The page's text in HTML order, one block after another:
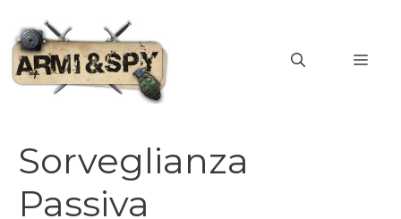
contenuto
Sorveglianza
Passiva